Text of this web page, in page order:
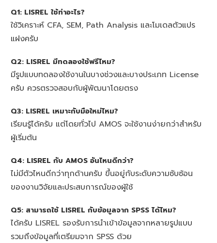
Q1: LISREL ใช้ทำอะไร?
ใช้วิเคราะห์ CFA, SEM, Path Analysis และโมเดลตัวแปร
แฝงครับ
Q2: LISREL มีทดลองใช้ฟรีไหม?
มีรูปแบบทดลองใช้งานในบางช่วงและบางประเภท License
ครับ ควรตรวจสอบกับผู้พัฒนาโดยตรง
Q3: LISREL เหมาะกับมือใหม่ไหม?
เรียนรู้ได้ครับ แต่โดยทั่วไป AMOS จะใช้งานง่ายกว่าสำหรับ
ผู้เริ่มต้น
Q4: LISREL กับ AMOS อันไหนดีกว่า?
ไม่มีตัวไหนดีกว่าทุกด้านครับ ขึ้นอยู่กับระดับความซับซ้อน
ของงานวิจัยและประสบการณ์ของผู้ใช้
Q5: สามารถใช้ LISREL กับข้อมูลจาก SPSS ได้ไหม?
ได้ครับ LISREL รองรับการนำเข้าข้อมูลจากหลายรูปแบบ
รวมถึงข้อมูลที่เตรียมจาก SPSS ด้วย